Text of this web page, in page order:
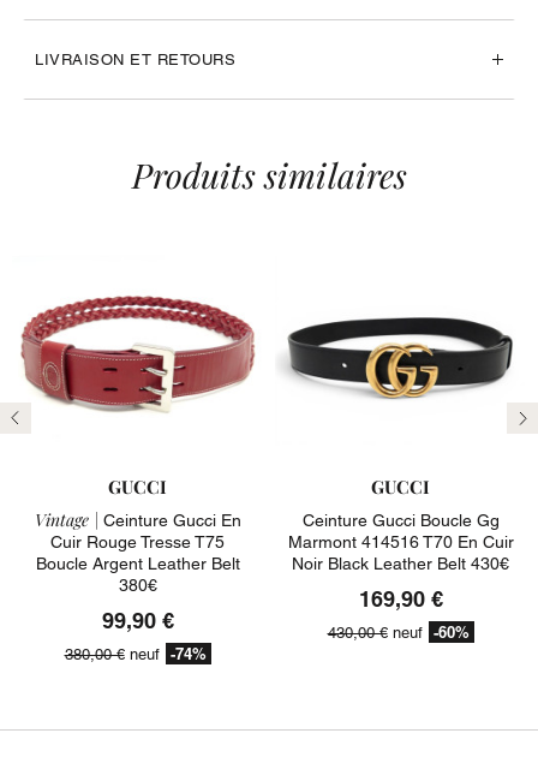
LIVRAISON ET RETOURS
Précédent
Produits similaires
GUCCI
Vintage | Ceinture Gucci En
Cuir Rouge Tresse T75
Boucle Argent Leather Belt
380€
99,90 €
380,00 €neuf -74%
GUCCI
Ceinture Gucci Boucle Gg
Marmont 414516 T70 En Cuir
Noir Black Leather Belt 430€
169,90 €
430,00 €neuf -60%